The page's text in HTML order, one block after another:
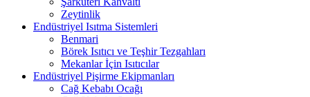
Zeytinlik
Endüstriyel Isıtma Sistemleri
Benmari
Börek Isıtıcı ve Teşhir Tezgahları
Mekanlar İçin Isıtıcılar
Endüstriyel Pişirme Ekipmanları
Cağ Kebabı Ocağı